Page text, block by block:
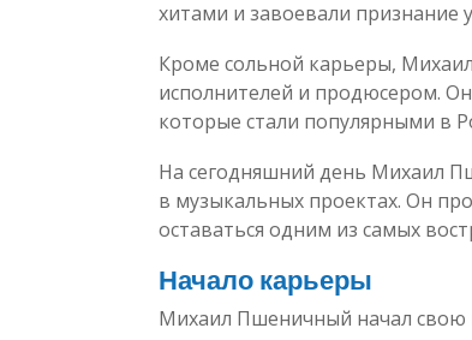
хитами и завоевали признание
Кроме сольной карьеры,
исполнителей и продюсером.
которые стали популярными в
На сегодняшний день Михаил
в музыкальных проектах. Он
оставаться одним из самых
Начало карьеры
Михаил Пшеничный начал свою